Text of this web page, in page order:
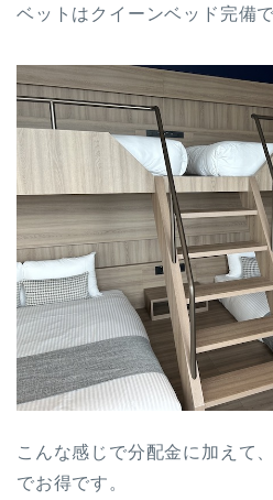
ベットはクイーンベッド完備
こんな感じで分配金に加えて
でお得です。